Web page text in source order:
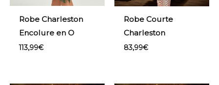
Robe Charleston
Encolure en O
113,99€
Robe Courte
Charleston
83,99€